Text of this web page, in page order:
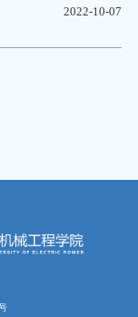
2022-10-07